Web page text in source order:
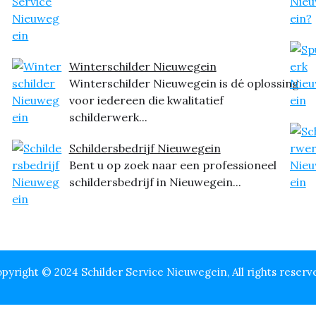
Winterschilder Nieuwegein
Winterschilder Nieuwegein is dé oplossing
voor iedereen die kwalitatief
schilderwerk...
Schildersbedrijf Nieuwegein
Bent u op zoek naar een professioneel
schildersbedrijf in Nieuwegein...
© 2024 Schilder Service Nieuwegein, All rights